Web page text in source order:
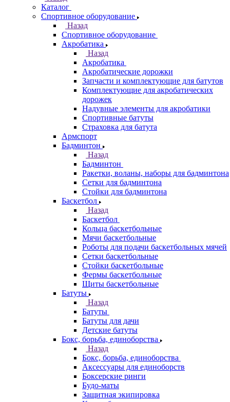
Каталог
Спортивное оборудование
Назад
Спортивное оборудование
Акробатика
Назад
Акробатика
Акробатические дорожки
Запчасти и комплектующие для батутов
Комплектующие для акробатических
дорожек
Надувные элементы для акробатики
Спортивные батуты
Страховка для батута
Армспорт
Бадминтон
Назад
Бадминтон
Ракетки, воланы, наборы для бадминтона
Сетки для бадминтона
Стойки для бадминтона
Баскетбол
Назад
Баскетбол
Кольца баскетбольные
Мячи баскетбольные
Роботы для подачи баскетбольных мячей
Сетки баскетбольные
Стойки баскетбольные
Фермы баскетбольные
Щиты баскетбольные
Батуты
Назад
Батуты
Батуты для дачи
Детские батуты
Бокс, борьба, единоборства
Назад
Бокс, борьба, единоборства
Аксессуары для единоборств
Боксерские ринги
Будо-маты
Защитная экипировка